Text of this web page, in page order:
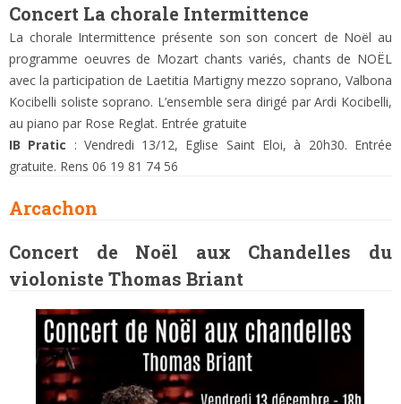
Concert La chorale Intermittence
La chorale Intermittence présente son son concert de Noël au
programme oeuvres de Mozart chants variés, chants de NOËL
avec la participation de Laetitia Martigny mezzo soprano, Valbona
Kocibelli soliste soprano. L’ensemble sera dirigé par Ardi Kocibelli,
au piano par Rose Reglat. Entrée gratuite
IB Pratic : Vendredi 13/12, Eglise Saint Eloi, à 20h30. Entrée
gratuite. Rens 06 19 81 74 56
Arcachon
Concert de Noël aux Chandelles du
violoniste Thomas Briant